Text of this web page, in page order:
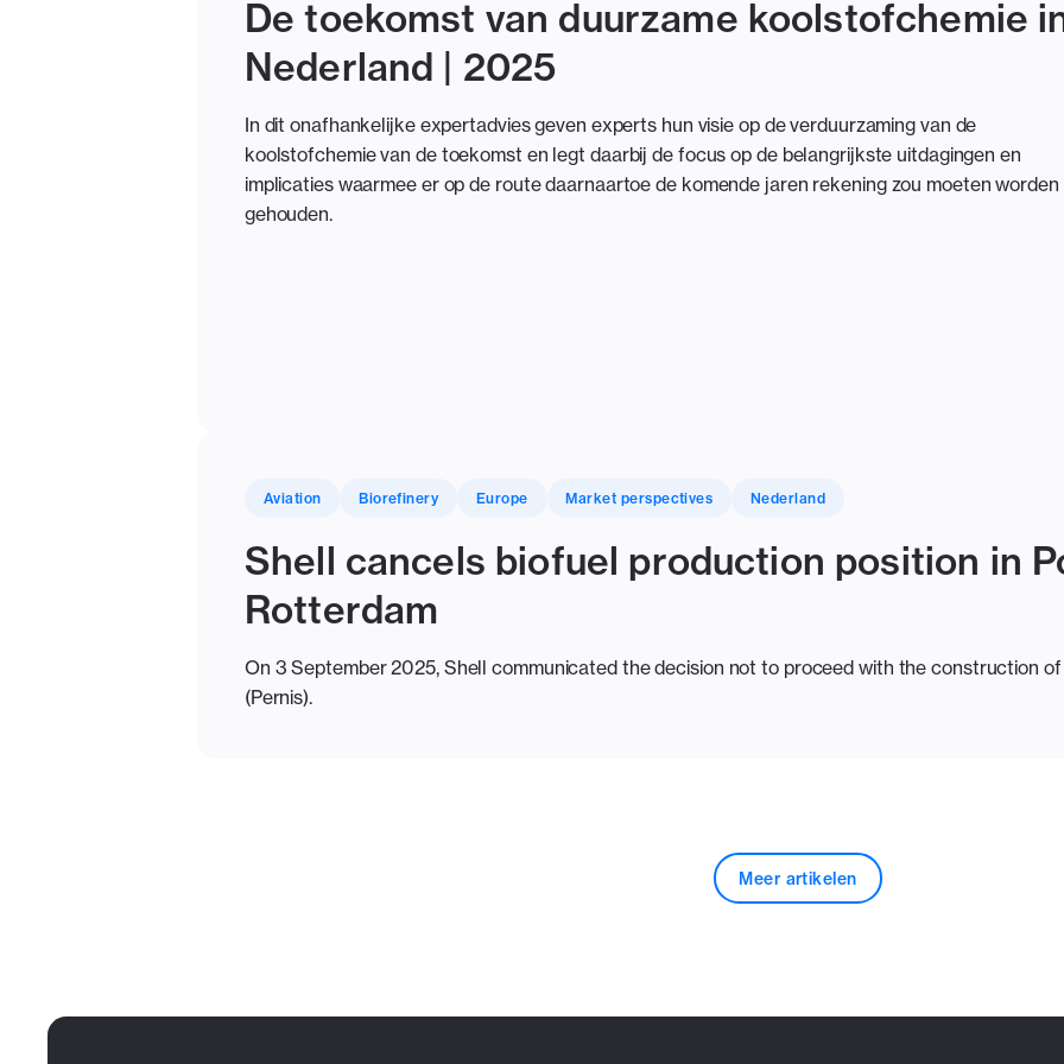
De toekomst van duurzame koolstofchemie
Nederland | 2025
In dit onafhankelijke expertadvies geven experts hun visie op de verduurzaming van de
koolstofchemie van de toekomst en legt daarbij de focus op de belangrijkste uitdagingen en
implicaties waarmee er op de route daarnaartoe de komende jaren rekening zou moeten worden
gehouden.
Aviation Biorefinery Europe Market perspectives Nederland
Shell cancels biofuel production position in
Rotterdam
On 3 September 2025, Shell communicated the decision not to proceed with the construction
(Pernis).
Meer artikelen